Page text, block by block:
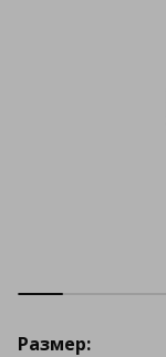
Размер: